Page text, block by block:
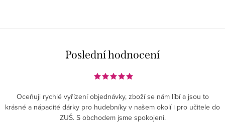
Poslední hodnocení
Oceňuji rychlé vyřízení objednávky, zboží se nám líbí a jsou to
krásné a nápadité dárky pro hudebníky v našem okolí i pro učitele do
ZUŠ. S obchodem jsme spokojeni.